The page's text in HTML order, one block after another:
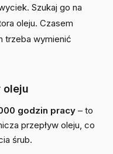
Szukaj go na
oleju. Czasem
trzeba wymienić
oleju
godzin pracy – to
przepływ oleju, co
śrub.